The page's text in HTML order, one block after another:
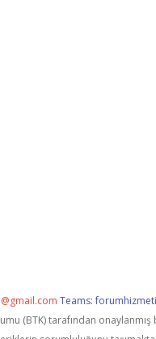
Teams:
(BTK) tarafından